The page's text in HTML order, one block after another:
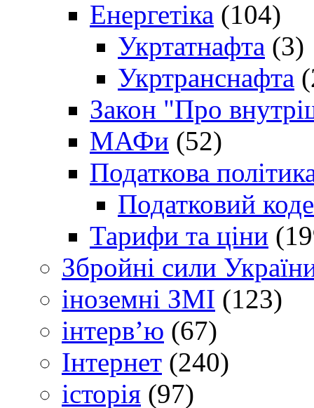
Енергетіка (104)
Укртатнафта (3)
Укртранснафта
Закон "Про
МАФи (52)
Податкова
Податковий
Тарифи та ціни
Збройні сили
іноземні ЗМІ (123)
інтерв’ю (67)
Інтернет (240)
історія (97)